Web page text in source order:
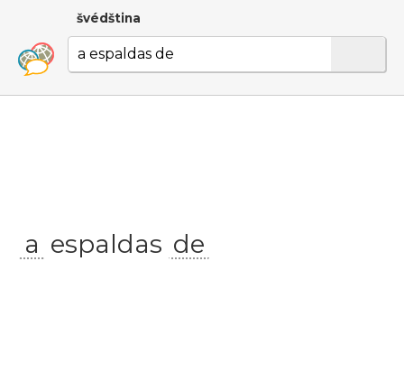
švédština
a espaldas de